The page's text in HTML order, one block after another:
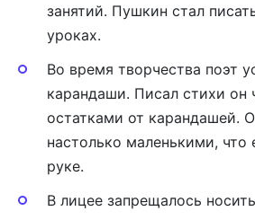
занятий. Пушкин стал
уроках.
Во время творчества поэт
карандаши. Писал стихи он
остатками от карандашей.
настолько маленькими, что
руке.
В лицее запрещалось